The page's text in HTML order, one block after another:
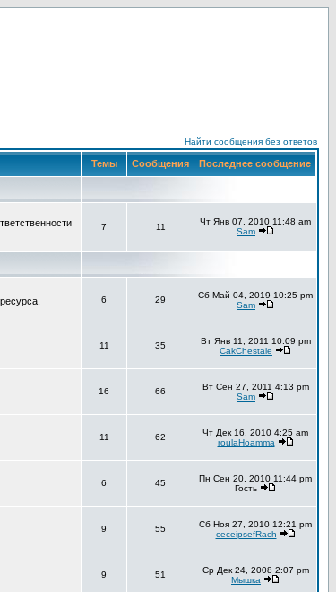
Найти сообщения без ответов
Темы Сообщения Последнее сообщение
7 11
Чт Янв 07, 2010 11:48 am
Sam
6 29
Сб Май 04, 2019 10:25 pm
Sam
11 35
Вт Янв 11, 2011 10:09 pm
CakChestale
16 66
Вт Сен 27, 2011 4:13 pm
Sam
11 62
Чт Дек 16, 2010 4:25 am
roulaHoamma
6 45
Пн Сен 20, 2010 11:44 pm
Гость
9 55
Сб Ноя 27, 2010 12:21 pm
ceceipsefRach
9 51
Ср Дек 24, 2008 2:07 pm
Мышка